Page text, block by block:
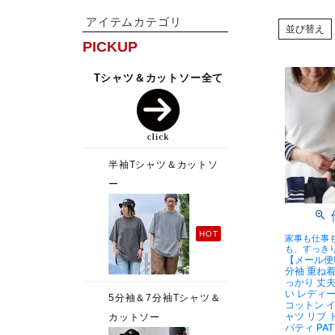
並び替え
家事も仕事
も、すっき
【メール
分袖 重ね
っかり 丈
い レディ
コットン
ャツ リブ
パティ